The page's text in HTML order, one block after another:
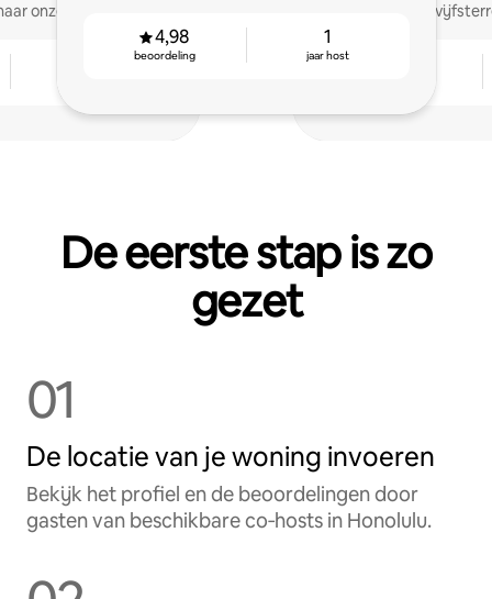
onze vijfsterren-
4,98
beoordeling
1
jaar host
consistente
De eerste stap is zo
gezet
01
De locatie van je woning invoeren
Bekijk het profiel en de beoordelingen door
gasten van beschikbare co‑hosts in Honolulu.